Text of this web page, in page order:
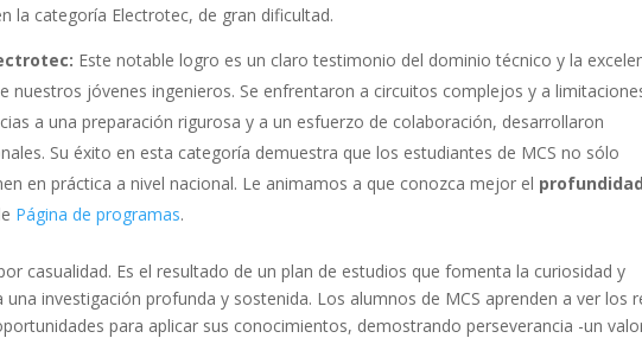
la categoría Electrotec, de gran dificultad.
Este notable logro es un claro testimonio del dominio técnico y la
nuestros jóvenes ingenieros. Se enfrentaron a circuitos complejos y a
a una preparación rigurosa y a un esfuerzo de colaboración, desarrollaron
Su éxito en esta categoría demuestra que los estudiantes de MCS no sólo
en práctica a nivel nacional. Le animamos a que conozca mejor el
Página de programas.
casualidad. Es el resultado de un plan de estudios que fomenta la curiosidad y
investigación profunda y sostenida. Los alumnos de MCS aprenden a ver los
para aplicar sus conocimientos, demostrando perseverancia -un